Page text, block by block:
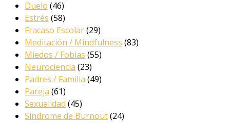
Duelo (46)
Estrés (58)
Fracaso Escolar(29)
Meditación / Mindfulness (83)
Miedos / Fobias (55)
Neurociencia (23)
Padres / Familia (49)
Pareja (61)
Sexualidad (45)
Síndrome de Burnout(24)